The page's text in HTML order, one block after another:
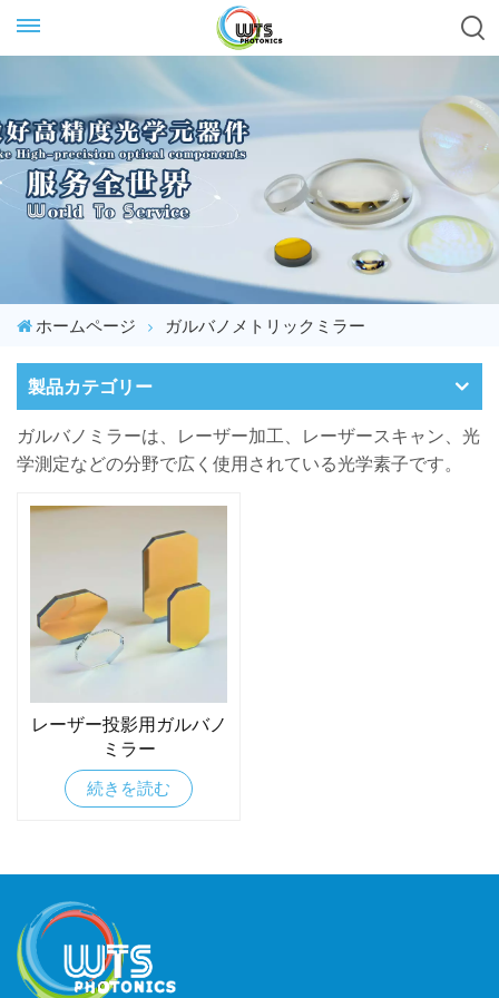
ホームページ ガルバノメトリックミラー
製品カテゴリー
ガルバノミラーは、レーザー加工、レーザースキャン、光
学測定などの分野で広く使用されている光学素子です。
レーザー投影用ガルバノ
ミラー
続きを読む